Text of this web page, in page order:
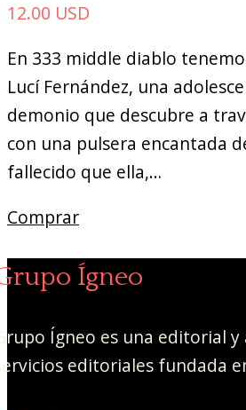
12.00 USD
En 333 middle diablo
Lucí Fernández, una
demonio que descubre a
con una pulsera encantada
fallecido que ella,…
Comprar
Ígneo
Ígneo es una editorial y
editoriales fundada